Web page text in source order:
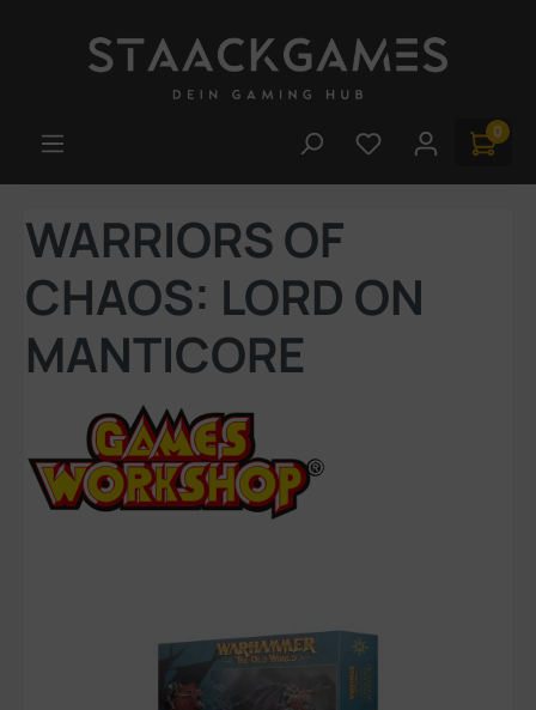
Du hast 0 0
WARRIORS OF
CHAOS: LORD ON
MANTICORE